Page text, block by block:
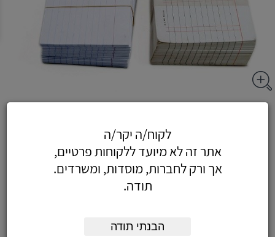
כולל מע"מ
הזמן עכשיו
לקוח/ה יקר/ה
אתר זה לא מיועד ללקוחות פרטיים,
אך ורק לחברות, מוסדות, ומשרדים.
תודה.
הבנתי תודה